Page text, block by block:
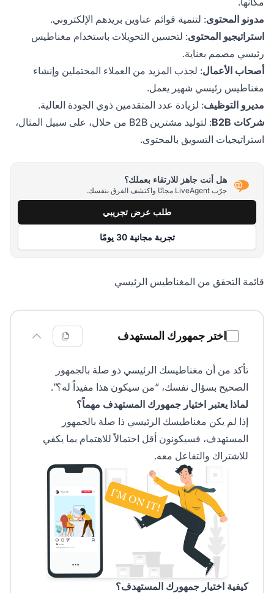
مدونو المحتوى: لتنمية قوائم عناوين بريدهم الإلكتروني.
استراتيجيو المحتوى: لتحسين التحويلات باستخدام مغناطيس
رئيسي مصمم بعناية.
أصحاب الأعمال: لجذب المزيد من العملاء المحتملين وإنشاء
مغناطيس رئيسي شهير يعمل.
مديرو التوظيف: لزيادة عدد المتقدمين ذوي الجودة العالية.
شركات B2B
: لتوليد مشترين B2B من خلال، على سبيل المثال،
استراتيجيات التسويق بالمحتوى.
هل أنت جاهز للارتقاء بعملك؟
جرّب LiveAgent مجانًا واكتشف الفرق بنفسك.
طلب عرض تجريبي
تجربة مجانية 30 يومًا
قائمة التحقق من المغناطيس الرئيسي
قائمة التحقق من المغناطيس الرئيسي
اختر جمهورك المستهدف
تأكد من أن مغناطيسك الرئيسي ذو صلة بالجمهور
الصحيح بسؤال نفسك، “من سيكون هذا مفيداً له؟”.
لماذا يعتبر اختيار جمهورك المستهدف مهماً؟
إذا لم يكن مغناطيسك الرئيسي ذا صلة بالجمهور
المستهدف، فسيكونون أقل احتمالاً للاهتمام بما يكفي
للاشتراك والتفاعل معه.
كيفية اختيار جمهورك المستهدف؟